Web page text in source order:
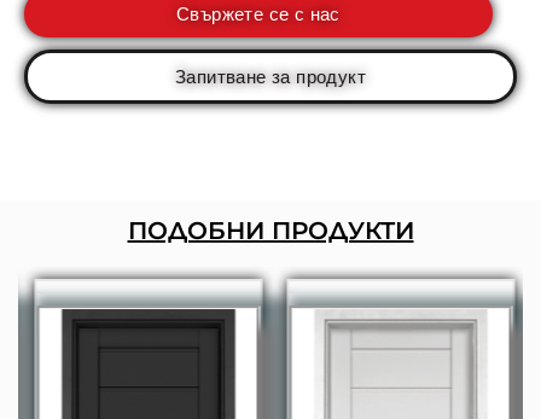
Свържете се с нас
Запитване за продукт
ПОДОБНИ ПРОДУКТИ